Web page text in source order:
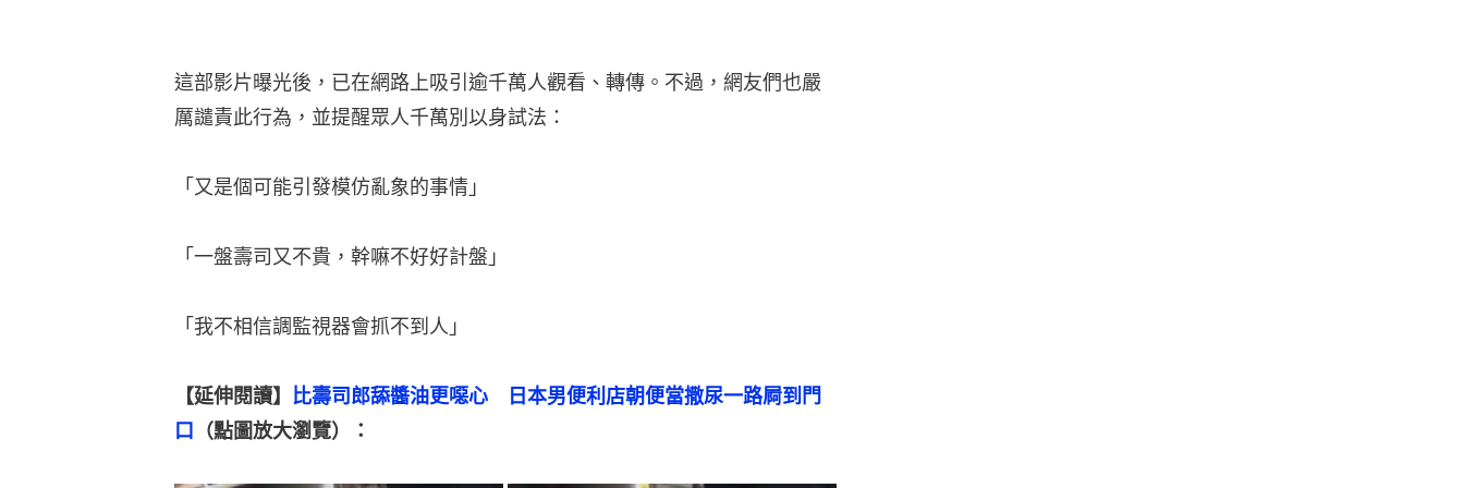
這部影片曝光後，已在網路上吸引逾千萬人觀看、轉傳。不過，網友們也嚴
厲譴責此行為，並提醒眾人千萬別以身試法：
「又是個可能引發模仿亂象的事情」
「一盤壽司又不貴，幹嘛不好好計盤」
「我不相信調監視器會抓不到人」
【延伸閱讀】 比壽司郎舔醬油更噁心　日本男便利店朝便當撒尿一路屙到門
口
（點圖放大瀏覽）：